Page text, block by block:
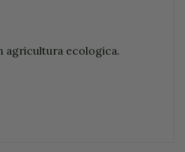
agricultura ecologica.